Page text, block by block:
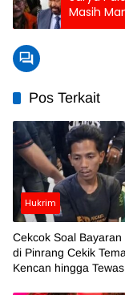
Masih
Pos Terkait
Hukrim
Cekcok Soal Bayaran
di Pinrang Cekik
Kencan hingga Tewas